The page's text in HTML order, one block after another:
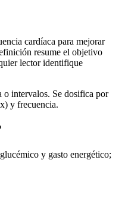
cardíaca para mejorar
resume el objetivo
lector identifique
intervalos. Se dosifica por
y frecuencia.
y gasto energético;